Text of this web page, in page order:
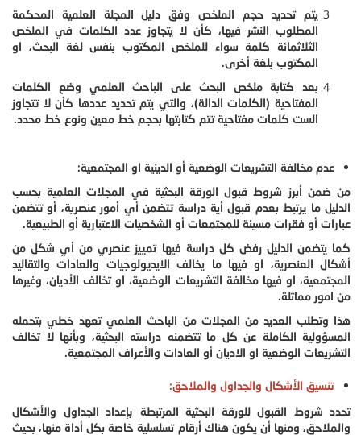
يتم تحديد حجم الملخص وفق دليل المجلة العلمية المحكمة
المطلوب النشر فيها، كأن لا يتجاوز عدد الكلمات في الملخص
الثلاثمائة كلمة سواء للملخص المكتوب بنفس لغة البحث، او
المكتوب بلغة أخرى.
بعد كتابة ملخص البحث على الباحث العلمي وضع الكلمات
المفتاحية (الكلمات الدالة)، والتي يتم تحديد عددها كأن لا تتجاوز
الست كلمات مفتاحية تتم كتابتها بحجم خط معين ونوع خط محدد.
عدم مخالفة التشريعات الوضعية أو الدينية او المجتمعية:
من ضمن أبرز شروط قبول الورقة البحثية في المجلات العلمية بحسب
الدليل ما يرتبط بعدم قبول أية دراسة تتضمن أي أمور عنصرية، أو تتضمن
عبارات أو فقرات مسيئة للمجتمعات أو الشخصيات الاعتبارية أو الطبيعية.
كما يتضمن الدليل رفض كل دراسة فيها تمييز عنصري من أي شكل من
أشكال العنصرية، او فيها ما يخالف الايديولوجيات والعادات والتقاليد
المجتمعية، او فيها مخالفة التشريعات الوضعية، او تخالف الأديان، وغيرها
من امور مماثلة.
هذا وتطلب العديد من المجلات من الباحث العلمي تعهد خطي بتحمله
المسؤولية الكاملة عن كل ما تتضمنه دراسته البحثية، وبأنها لا تخالف
التشريعات الوضعية او الاديان أو العادات والأعراف المجتمعية.
تنسيق الأشكال والجداول والملاحق:
تحدد شروط القبول للورقة البحثية المرتبطة بإعداد الجداول والأشكال
والملاحق، ومنها أن يكون هناك أرقام تسلسلية خاصة بكل أداة منها، بحيث